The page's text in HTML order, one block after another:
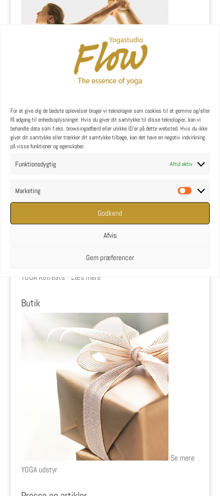
For at give dig de bedste oplevelser bruger vi teknologier som cookies til at gemme og/eller
få adgang til enhedsoplysninger. Hvis du giver dit samtykke til disse teknologier, kan vi
behandle data som f.eks. browsingadfærd eller unikke ID'er på dette websted. Hvis du ikke
giver dit samtykke eller trækker dit samtykke tilbage, kan det have en negativ indvirkning
på visse funktioner og egenskaber.
Funktionsdygtig Altid aktiv
Marketing
Godkend
Afvis
Gem præferencer
YOGA uddannelse - læs mere
YOGA Retreats
YOGA Retreats - Læs mere
Butik
Se mere
YOGA udstyr